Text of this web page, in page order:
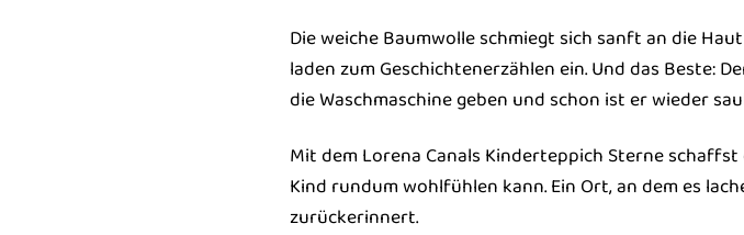
Die weiche Baumwolle schmiegt sich sanft an die
laden zum Geschichtenerzählen ein. Und das Beste:
die Waschmaschine geben und schon ist er wieder
Mit dem Lorena Canals Kinderteppich Sterne
Kind rundum wohlfühlen kann. Ein Ort, an dem es
zurückerinnert.